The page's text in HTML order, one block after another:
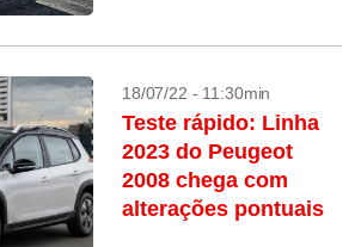
18/07/22 - 11:30min
Teste rápido: Linha
2023 do Peugeot
2008 chega com
alterações pontuais